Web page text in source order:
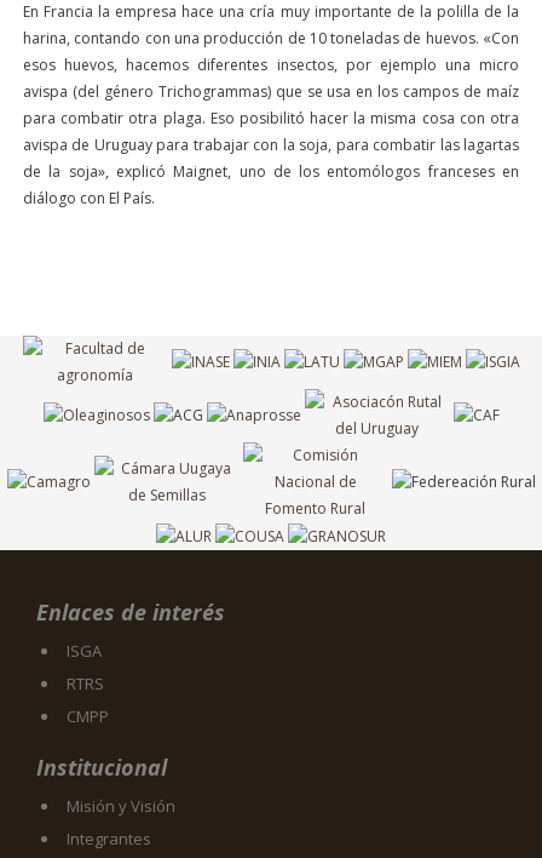
En Francia la empresa hace una cría muy importante de la polilla de la
harina, contando con una producción de 10 toneladas de huevos. «Con
esos huevos, hacemos diferentes insectos, por ejemplo una micro
avispa (del género Trichogrammas) que se usa en los campos de maíz
para combatir otra plaga. Eso posibilitó hacer la misma cosa con otra
avispa de Uruguay para trabajar con la soja, para combatir las lagartas
de la soja», explicó Maignet, uno de los entomólogos franceses en
diálogo con El País.
Enlaces de interés
ISGA
RTRS
CMPP
Institucional
Misión y Visión
Integrantes